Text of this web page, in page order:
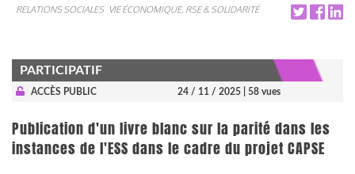
RELATIONS SOCIALES VIE ÉCONOMIQUE, RSE & SOLIDARITÉ
PARTICIPATIF
ACCÈS PUBLIC 24 / 11 / 2025 | 58 vues
Publication d'un livre blanc sur la parité dans les
instances de l'ESS dans le cadre du projet CAPSE